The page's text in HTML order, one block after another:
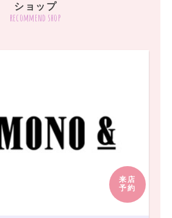
ショップ
recommend shop
来店
予約